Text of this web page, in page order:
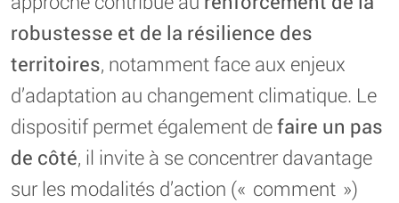
robustesse et de la résilience des
territoires, notamment face aux enjeux
d’adaptation au changement climatique. Le
dispositif permet également defaire un pas
de côté, il invite à se concentrer davantage
sur les modalités d’action (« comment »)